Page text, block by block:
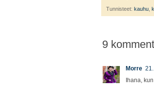
Tunnisteet: kauhu
9
Morre
Ihana,